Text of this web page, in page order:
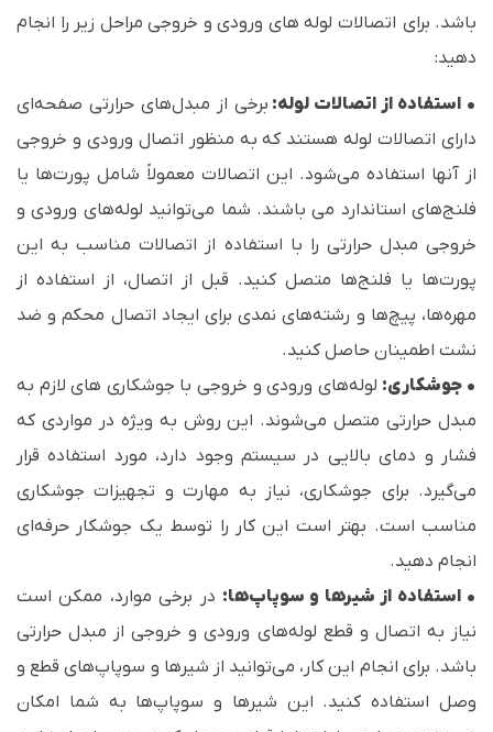
باشد. برای اتصالات لوله های ورودی و خروجی مراحل زیر را انجام
دهید:
• استفاده از اتصالات لوله: برخی از مبدل‌های حرارتی صفحه‌ای
دارای اتصالات لوله هستند که به منظور اتصال ورودی و خروجی
از آنها استفاده می‌شود. این اتصالات معمولاً شامل پورت‌ها یا
فلنج‌های استاندارد می باشند. شما می‌توانید لوله‌های ورودی و
خروجی مبدل حرارتی را با استفاده از اتصالات مناسب به این
پورت‌ها یا فلنج‌ها متصل کنید. قبل از اتصال، از استفاده از
مهره‌ها، پیچ‌ها و رشته‌های نمدی برای ایجاد اتصال محکم و ضد
نشت اطمینان حاصل کنید.
• جوشکاری: لوله‌های ورودی و خروجی با جوشکاری های لازم به
مبدل حرارتی متصل می‌شوند. این روش به ویژه در مواردی که
فشار و دمای بالایی در سیستم وجود دارد، مورد استفاده قرار
می‌گیرد. برای جوشکاری، نیاز به مهارت و تجهیزات جوشکاری
مناسب است. بهتر است این کار را توسط یک جوشکار حرفه‌ای
انجام دهید.
• استفاده از شیرها و سوپاپ‌ها: در برخی موارد، ممکن است
نیاز به اتصال و قطع لوله‌های ورودی و خروجی از مبدل حرارتی
باشد. برای انجام این کار، می‌توانید از شیرها و سوپاپ‌های قطع و
وصل استفاده کنید. این شیرها و سوپاپ‌ها به شما امکان